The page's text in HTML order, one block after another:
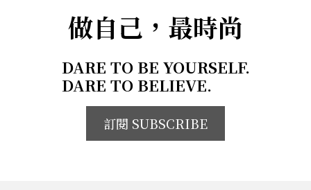
做自己，最時尚
DARE TO BE YOURSELF.
DARE TO BELIEVE.
訂閱 SUBSCRIBE